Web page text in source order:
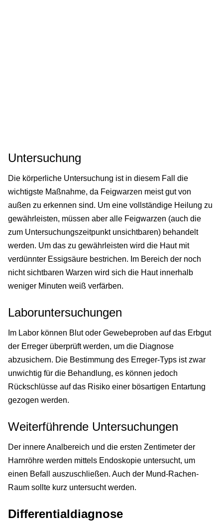
Untersuchung
Die körperliche Untersuchung ist in diesem Fall die
wichtigste Maßnahme, da Feigwarzen meist gut von
außen zu erkennen sind. Um eine vollständige Heilung zu
gewährleisten, müssen aber alle Feigwarzen (auch die
zum Untersuchungszeitpunkt unsichtbaren) behandelt
werden. Um das zu gewährleisten wird die Haut mit
verdünnter Essigsäure bestrichen. Im Bereich der noch
nicht sichtbaren Warzen wird sich die Haut innerhalb
weniger Minuten weiß verfärben.
Laboruntersuchungen
Im Labor können Blut oder Gewebeproben auf das Erbgut
der Erreger überprüft werden, um die Diagnose
abzusichern. Die Bestimmung des Erreger-Typs ist zwar
unwichtig für die Behandlung, es können jedoch
Rückschlüsse auf das Risiko einer bösartigen Entartung
gezogen werden.
Weiterführende Untersuchungen
Der innere Analbereich und die ersten Zentimeter der
Harnröhre werden mittels Endoskopie untersucht, um
einen Befall auszuschließen. Auch der Mund-Rachen-
Raum sollte kurz untersucht werden.
Differentialdiagnose